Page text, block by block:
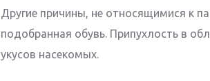
Другие причины, не относящимися к
подобранная обувь. Припухлость в
укусов насекомых.